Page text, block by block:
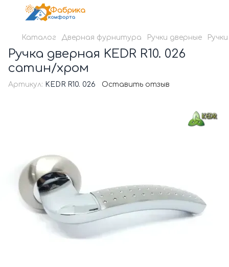
Каталог Дверная фурнитура Ручки дверные
Ручка дверная KEDR R10. 026
сатин/хром
Артикул: KEDR R10. 026 Оставить отзыв